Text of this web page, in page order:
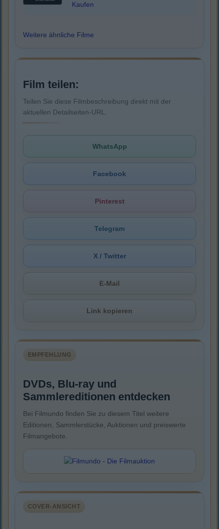
Kaufen
Weitere ähnliche Filme
Film teilen:
Teilen Sie diese Filmbeschreibung direkt mit der
aktuellen Detailseiten-URL.
WhatsApp
Facebook
Pinterest
Telegram
X / Twitter
E-Mail
Link kopieren
EMPFEHLUNG
DVDs, Blu-ray und
Sammlereditionen entdecken
Bei Filmundo finden Sie zu diesem Titel weitere
Editionen, Sammlerstücke, Auktionen und preiswerte
Filmangebote.
COVER-ANSICHT